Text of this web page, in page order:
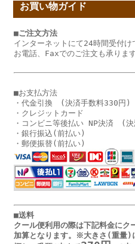
お買い物ガイド
■ご注文方法
インターネットにて24時間受付け
お電話、Faxでのご注文も承りま
■お支払方法
・代金引換 (決済手数料330円)
・クレジットカード
・コンビニ等後払い NP決済 (
・銀行振込(前払い)
・郵便振替(前払い)
■送料
クール便利用の際は下記料金にク
加算となります。
※大きさ(重量)